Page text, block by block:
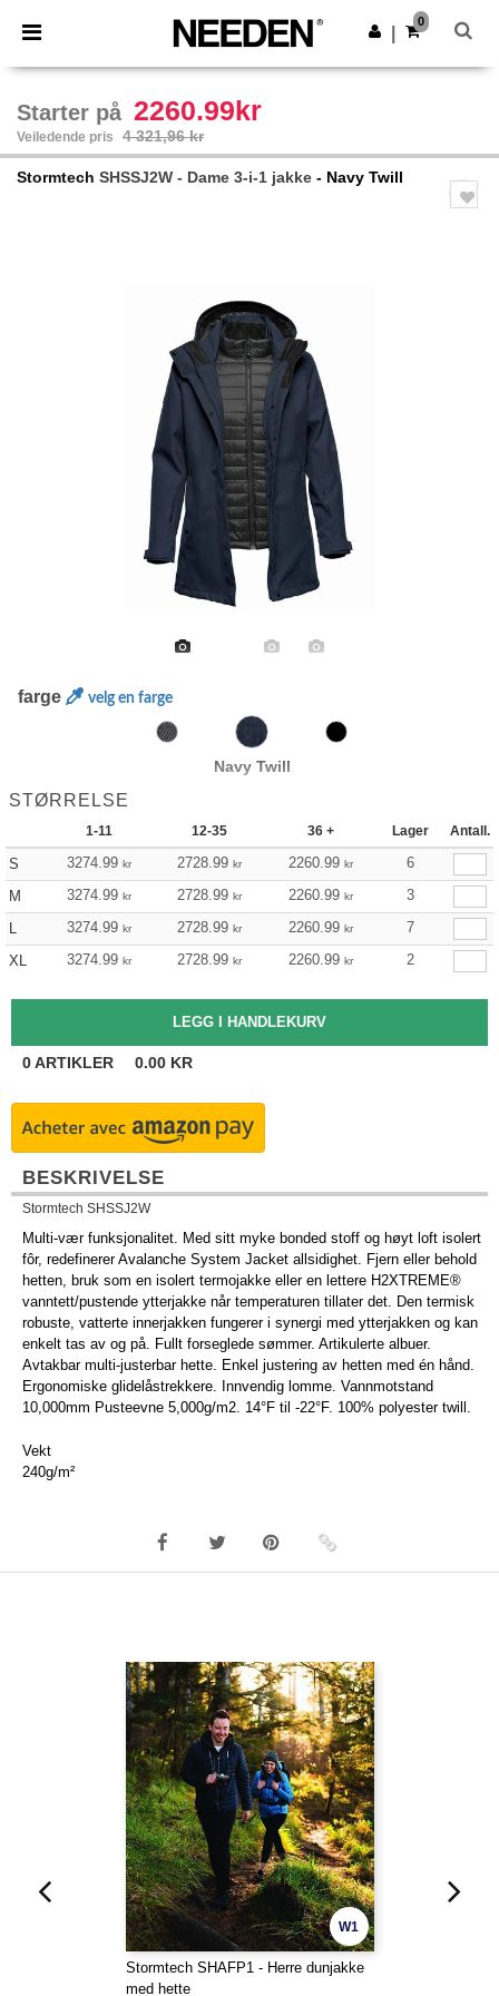
× Needen-app
Bedre priser i appen!
Last ned app
0
Starter på 2260.99kr
Veiledende pris 4 321,96 kr
Stormtech SHSSJ2W - Dame 3-i-1 jakke - Navy Twill
farge velg en farge
Navy Twill
STØRRELSE
1-11 12-35 36 + Lager Antall.
S 3274.99 kr 2728.99 kr 2260.99 kr
6
M
3274.99 kr 2728.99 kr 2260.99 kr
3
L
3274.99 kr 2728.99 kr 2260.99 kr
7
XL
3274.99 kr 2728.99 kr 2260.99 kr 2
0ARTIKLER 0.00 KR
BESKRIVELSE
Stormtech SHSSJ2W
Multi-vær funksjonalitet. Med sitt myke bonded stoff og høyt loft isolert
fôr, redefinerer Avalanche System Jacket allsidighet. Fjern eller behold
hetten, bruk som en isolert termojakke eller en lettere H2XTREME®
vanntett/pustende ytterjakke når temperaturen tillater det. Den termisk
robuste, vatterte innerjakken fungerer i synergi med ytterjakken og kan
enkelt tas av og på. Fullt forseglede sømmer. Artikulerte albuer.
Avtakbar multi-justerbar hette. Enkel justering av hetten med én hånd.
Ergonomiske glidelåstrekkere. Innvendig lomme. Vannmotstand
10,000mm Pusteevne 5,000g/m2. 14°F til -22°F. 100% polyester twill.
Vekt
240g/m²
W1
Stormtech SHAFP1 - Herre dunjakke
med hette